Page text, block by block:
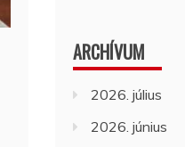
ARCHÍVUM
2026. július
2026. június